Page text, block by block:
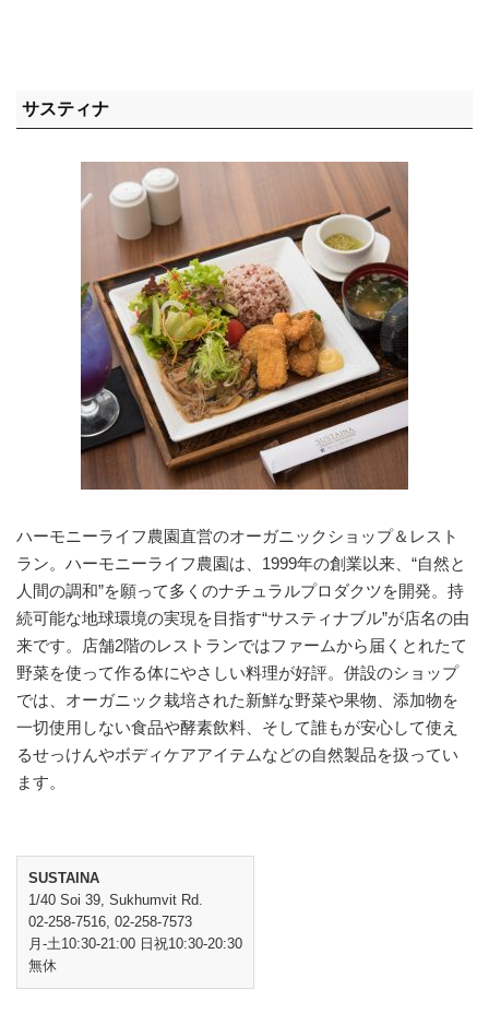
サスティナ
ハーモニーライフ農園直営のオーガニックショップ＆レスト
ラン。ハーモニーライフ農園は、1999年の創業以来、“自然と
人間の調和”を願って多くのナチュラルプロダクツを開発。持
続可能な地球環境の実現を目指す“サスティナブル”が店名の由
来です。店舗2階のレストランではファームから届くとれたて
野菜を使って作る体にやさしい料理が好評。併設のショップ
では、オーガニック栽培された新鮮な野菜や果物、添加物を
一切使用しない食品や酵素飲料、そして誰もが安心して使え
るせっけんやボディケアアイテムなどの自然製品を扱ってい
ます。
SUSTAINA
1/40 Soi 39, Sukhumvit Rd.
02-258-7516, 02-258-7573
月-土10:30-21:00 日祝10:30-20:30
無休